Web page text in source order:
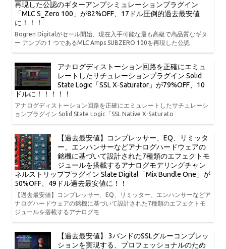
再現した公認のギターアンプシミュレーションプラグイン
「MLC S_Zero 100」が82%OFF、17ドル圧倒的過去最安値
に！！！
Bogren Digitalがセール開始、現在入手可能な最も高級で高品質なギタ
ー アンプの 1 つであるMLC Amps SUBZERO 100を再現した公認
アナログディストーション回路を正確にエミュ
レートしたサチュレーションプラグイン Solid
State Logic「SSL X-Saturator」が79%OFF、10
ドルに！！！！！
アナログディストーション回路を正確にエミュレートしたサチュレーシ
ョンプラグイン Solid State Logic「SSL Native X-Saturato
【過去最安値】コンプレッサー、EQ、リミッタ
ー、エンハンサーなどアナログハードウェアの
銘機に基づいて設計された7種類のエフェクトモ
ジュールを搭載するアナログモデリングチャン
ネルストリッププラグイン Slate Digital「Mix Bundle One」が
50%OFF、49ドル過去最安値に！！
【過去最安値】コンプレッサー、EQ、リミッター、エンハンサーなどア
ナログハードウェアの銘機に基づいて設計された7種類のエフェクトモ
ジュールを搭載するアナログモ
【過去最安値】 3バンドのSSLグルーコンプレッ
ションを実現する、プロフェッショナルのため